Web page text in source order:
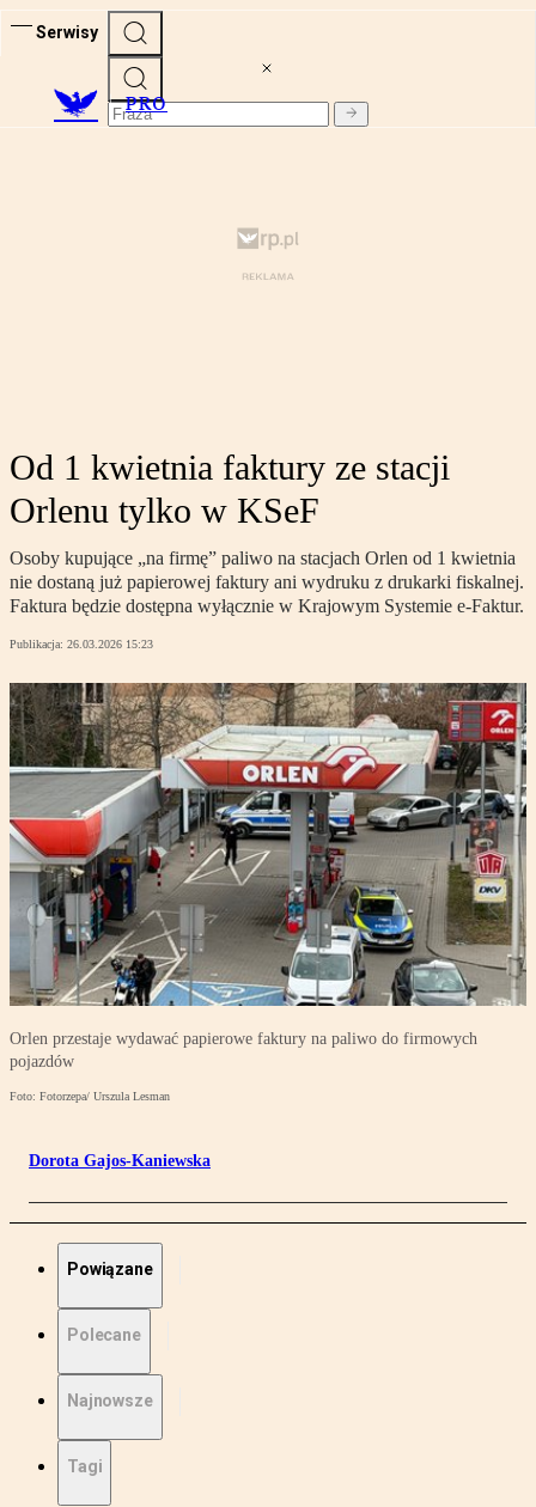
Serwisy
PRO
Od 1 kwietnia faktury ze stacji
Orlenu tylko w KSeF
Osoby kupujące „na firmę” paliwo na stacjach Orlen od 1 kwietnia
nie dostaną już papierowej faktury ani wydruku z drukarki fiskalnej.
Faktura będzie dostępna wyłącznie w Krajowym Systemie e-Faktur.
Publikacja: 26.03.2026 15:23
Orlen przestaje wydawać papierowe faktury na paliwo do firmowych
pojazdów
Foto: Fotorzepa/ Urszula Lesman
Dorota Gajos-Kaniewska
Powiązane
Polecane
Najnowsze
Tagi